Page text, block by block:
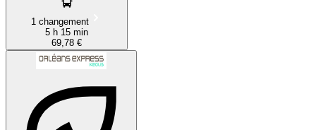
1 changement
5 h 15 min
69,78 €